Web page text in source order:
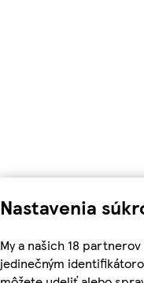
Nastavenia
My a našich 18
jedinečným